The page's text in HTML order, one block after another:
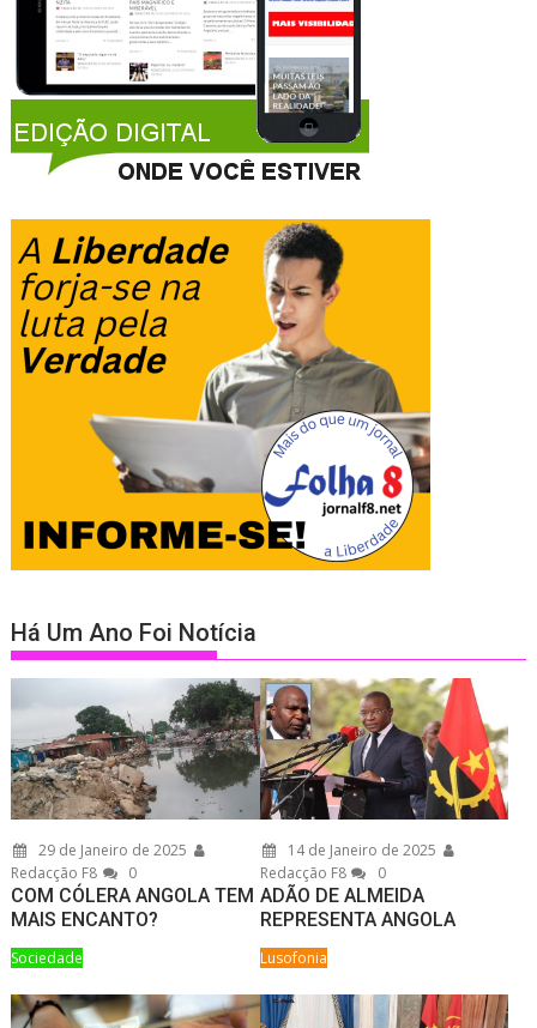
Há Um Ano Foi Notícia
29 de Janeiro de 2025
Redacção F8
0
COM CÓLERA ANGOLA TEM
MAIS ENCANTO?
Sociedade
14 de Janeiro de 2025
Redacção F8
0
ADÃO DE ALMEIDA
REPRESENTA ANGOLA
Lusofonia